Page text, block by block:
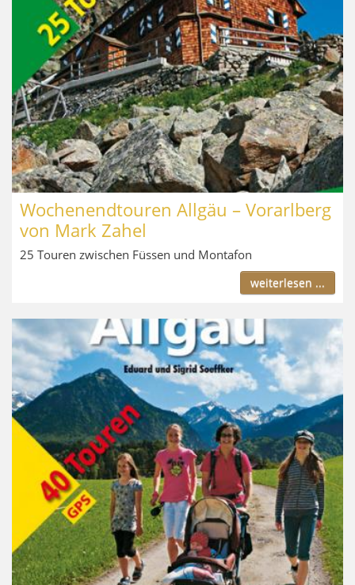
Wochenendtouren Allgäu – Vorarlberg
von Mark Zahel
25 Touren zwischen Füssen und Montafon
weiterlesen ...